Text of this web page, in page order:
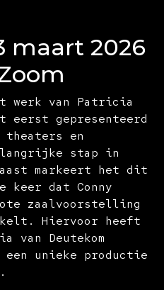
maart 2026
werk van Patricia
eerst gepresenteerd
en
stap in
markeert het dit
keer dat Conny
zaalvoorstelling
Hiervoor heeft
van Deutekom
een unieke productie